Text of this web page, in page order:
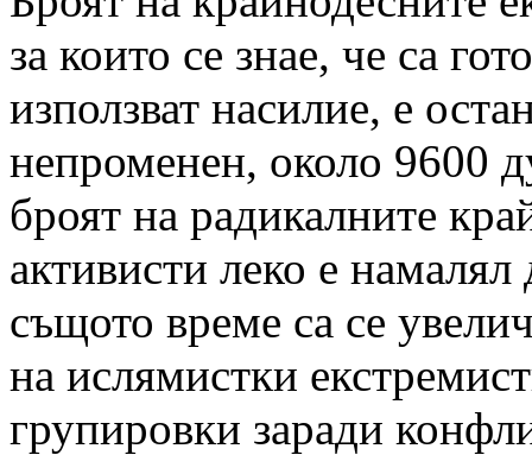
за които се знае, че са
използват насилие, е
непроменен, около 9600
броят на радикалните
активисти леко е
същото време са се
на ислямистки
групировки заради